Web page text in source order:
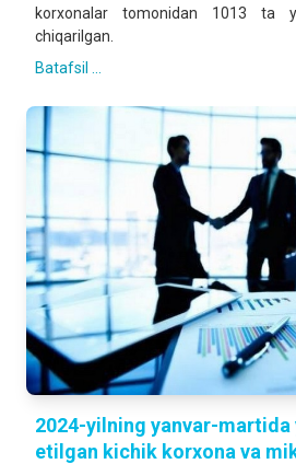
korxonalar tomonidan 1013 ta
chiqarilgan.
Batafsil ...
2024-yilning yanvar-martida
etilgan kichik korxona va